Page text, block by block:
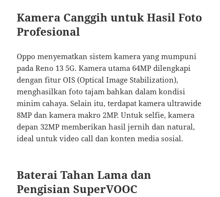
Kamera Canggih untuk Hasil Foto
Profesional
Oppo menyematkan sistem kamera yang mumpuni
pada Reno 13 5G. Kamera utama 64MP dilengkapi
dengan fitur OIS (Optical Image Stabilization),
menghasilkan foto tajam bahkan dalam kondisi
minim cahaya. Selain itu, terdapat kamera ultrawide
8MP dan kamera makro 2MP. Untuk selfie, kamera
depan 32MP memberikan hasil jernih dan natural,
ideal untuk video call dan konten media sosial.
Baterai Tahan Lama dan
Pengisian SuperVOOC